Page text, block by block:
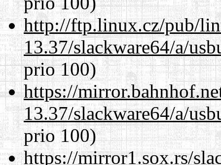
http://ftp.linux.cz/pub/
13.37/slackware64/a/
prio 100)
https://
13.37/slackware64/a/
prio 100)
https://mirror1.sox.rs/